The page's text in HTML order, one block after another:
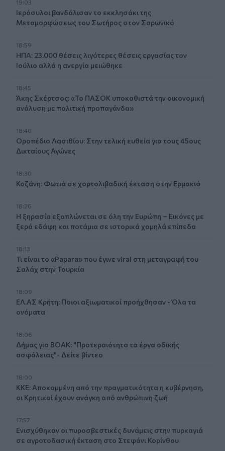
19:03
Ιερόσυλοι βανδάλισαν το εκκλησάκι της
Μεταμορφώσεως του Σωτήρος στον Σαρωνικό
18:59
ΗΠΑ: 23.000 θέσεις λιγότερες θέσεις εργασίας τον
Ιούλιο αλλά η ανεργία μειώθηκε
18:45
Άκης Σκέρτσος: «Το ΠΑΣΟΚ υποκαθιστά την οικονομική
ανάλυση με πολιτική προπαγάνδα»
18:40
Οροπέδιο Λασιθίου: Στην τελική ευθεία για τους 45ους
Δικταίους Αγώνες
18:30
Κοζάνη: Φωτιά σε χορτολιβαδική έκταση στην Ερμακιά
18:26
Η ξηρασία εξαπλώνεται σε όλη την Ευρώπη – Εικόνες με
ξερά εδάφη και ποτάμια σε ιστορικά χαμηλά επίπεδα
18:13
Τι είναι το «Papara» που έγινε viral στη μεταγραφή του
Σαλάχ στην Τουρκία
18:09
ΕΛ.ΑΣ Κρήτη: Ποιοι αξιωματικοί προήχθησαν - Όλα τα
ονόματα
18:06
Δήμας για ΒΟΑΚ: "Προτεραιότητα τα έργα οδικής
ασφάλειας"- Δείτε βίντεο
18:00
ΚΚΕ: Αποκομμένη από την πραγματικότητα η κυβέρνηση,
οι Κρητικοί έχουν ανάγκη από ανθρώπινη ζωή
17:57
Ενισχύθηκαν οι πυροσβεστικές δυνάμεις στην πυρκαγιά
σε αγροτοδασική έκταση στο Στεφάνι Κορίνθου